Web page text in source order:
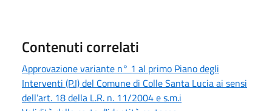
Contenuti correlati
Approvazione variante n° 1 al primo Piano degli
Interventi (P.I) del Comune di Colle Santa Lucia ai sensi
dell’art. 18 della L.R. n. 11/2004 e s.m.i